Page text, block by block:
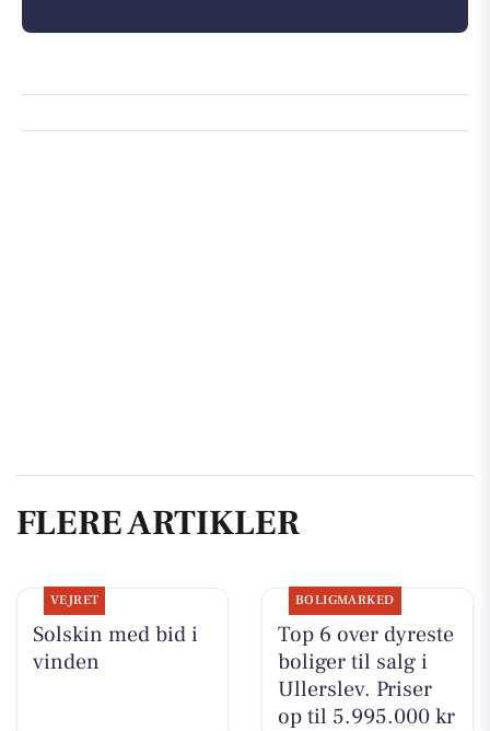
FLERE ARTIKLER
VEJRET
Solskin med bid i
vinden
BOLIGMARKED
Top 6 over dyreste
boliger til salg i
Ullerslev. Priser
op til 5.995.000 kr